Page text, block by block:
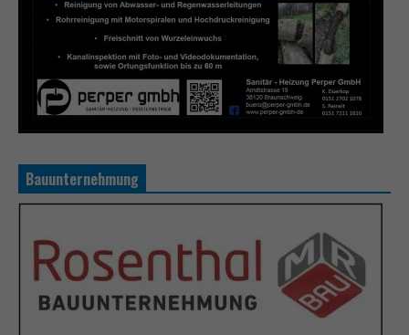
Bauunternehmung